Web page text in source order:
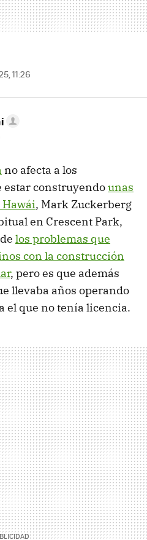
11:26
no afecta a los
estar construyendounas
, Mark Zuckerberg
en Crescent Park,
los problemas que
con la construcción
, pero es que además
llevaba años operando
el que no tenía licencia.